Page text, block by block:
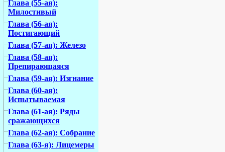
Глава (55-ая):
Милостивый
Глава (56-ая):
Постигающий
Глава (57-ая): Железо
Глава (58-ая):
Препирающаяся
Глава (59-ая): Изгнание
Глава (60-ая):
Испытываемая
Глава (61-ая): Ряды
сражающихся
Глава (62-ая): Собрание
Глава (63-я): Лицемеры